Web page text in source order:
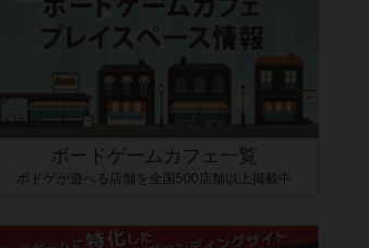
ボードゲームカフェ一覧
ボドゲが遊べる店舗を全国500店舗以上掲載中